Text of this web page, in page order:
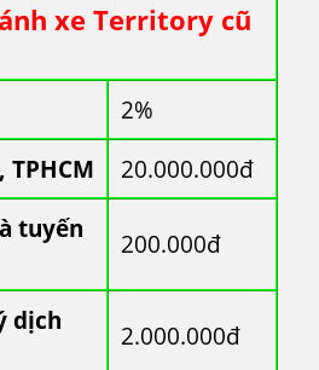
xe Territory cũ
2%
TPHCM
20.000.000đ
tuyến
200.000đ
dịch
2.000.000đ